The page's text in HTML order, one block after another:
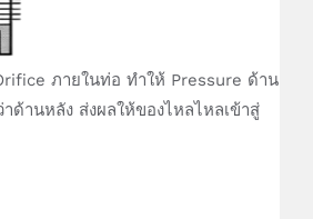
ภายในท่อ ทำให้ Pressure ด้าน
ด้านหลัง ส่งผลให้ของไหลไหลเข้าสู่